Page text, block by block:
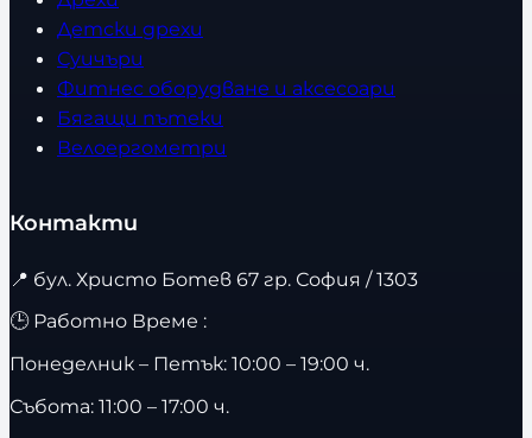
Детски дрехи
Суичъри
Фитнес оборудване и аксесоари
Бягащи пътеки
Велоергометри
Контакти
📍 бул. Христо Ботев 67 гр. София / 1303
🕒 Работно Време :
Понеделник – Петък: 10:00 – 19:00 ч.
Събота: 11:00 – 17:00 ч.